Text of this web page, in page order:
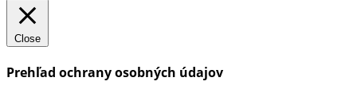
Close
Prehľad ochrany osobných údajov